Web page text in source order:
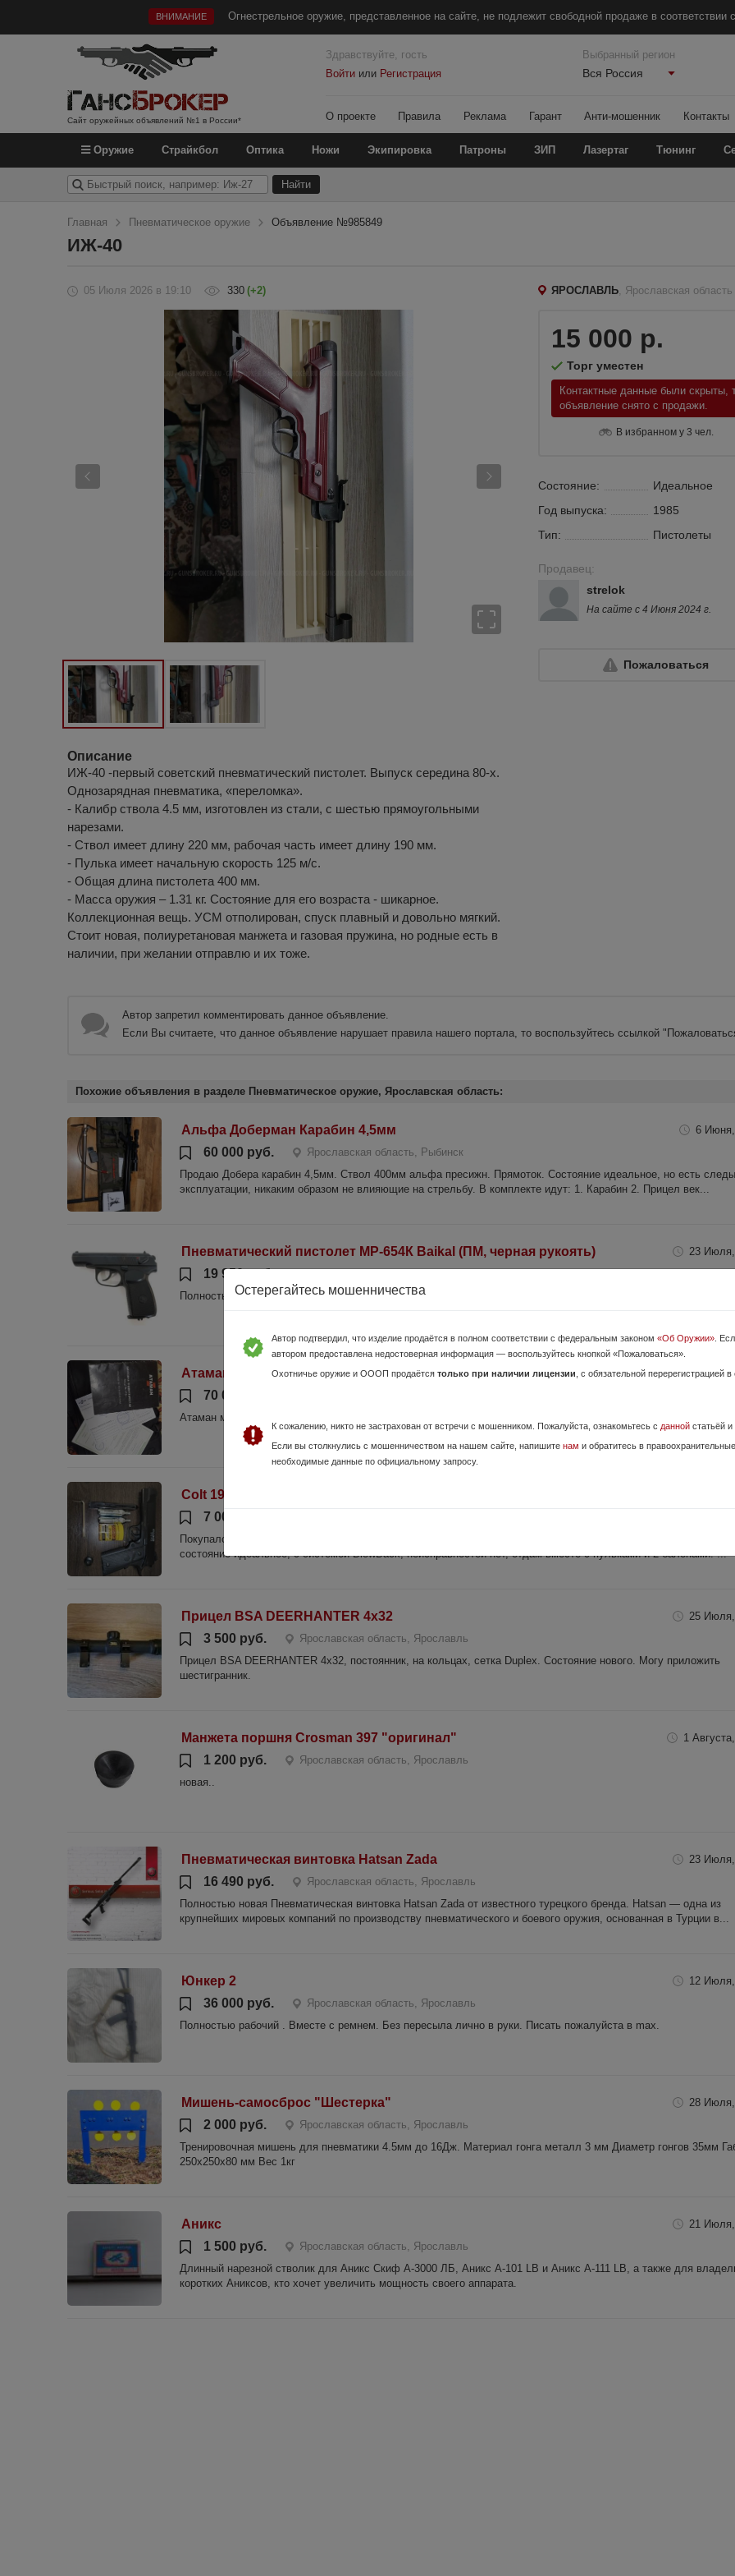
ВНИМАНИЕ Огнестрельное оружие, представленное на сайте, не подлежит свободной продаже в
Сайт оружейных объявлений №1 в России*
Здравствуйте, гость
Войтиили Регистрация
Выбранный регион
Вся Россия
О проекте Правила Реклама Гарант Анти-мошенник Контакты
Оружие Страйкбол Оптика Ножи Экипировка Патроны ЗИП Лазертаг Тюнинг
Главная Пневматическое оружие Объявление №985849
ИЖ-40
05 Июля 2026 в 19:10 330 (+2) ЯРОСЛАВЛЬ, Ярославская область
Описание
ИЖ-40 -первый советский пневматический пистолет. Выпуск середина 80-х.
Однозарядная пневматика, «переломка».
- Калибр ствола 4.5 мм, изготовлен из стали, с шестью прямоугольными
нарезами.
- Ствол имеет длину 220 мм, рабочая часть имеет длину 190 мм.
- Пулька имеет начальную скорость 125 м/с.
- Общая длина пистолета 400 мм.
- Масса оружия – 1.31 кг. Состояние для его возраста - шикарное.
Коллекционная вещь. УСМ отполирован, спуск плавный и довольно мягкий.
Стоит новая, полиуретановая манжета и газовая пружина, но родные есть в
наличии, при желании отправлю и их тоже.
15 000 р.
Торг уместен
Контактные данные были скрыты,
объявление снято с продажи.
В избранном у 3 чел.
Состояние:
Идеальное
Год выпуска:
1985
Тип:
Пистолеты
Продавец:
strelok
На сайте с 4 Июня 2024 г.
Пожаловаться
Автор запретил комментировать данное объявление.
Если Вы считаете, что данное объявление нарушает правила нашего портала, то воспользуйтесь ссылкой
Похожие объявления в разделе Пневматическое оружие, Ярославская область:
Альфа Доберман Карабин 4,5мм 6
60 000 руб.
Ярославская область, Рыбинск
Продаю Добера карабин 4,5мм. Ствол 400мм альфа пресижн. Прямоток. Состояние идеальное, но есть следы
эксплуатации, никаким образом не влияющие на стрельбу. В комплекте идут: 1. Карабин 2. Прицел век...
Пневматический пистолет МР-654К Baikal (ПМ, черная рукоять) 23
19 950 руб.
Полностью новый 89159886989 Вероника
Атаман м2r 15
70 000 руб.
Атаман м2r, 2 барабана под полнотел 2.4 грамма + штатный барабан , прямоток , до 3дж
Colt 1911 пневматика BlowBack
7 000 руб.
Покупался 3 месяца назад новым, использовался аккуратно, 2 раза чистился, всего отстреленно 3 балона,
состояние идеальное, с системой BlowBack, неисправностей нет, отдам вместе с пульками и 2 балонами. ...
Прицел BSA DEERHANTER 4x32 25
3 500 руб.
Ярославская область, Ярославль
Прицел BSA DEERHANTER 4x32, постоянник, на кольцах, сетка Duplex. Состояние нового. Могу приложить
шестигранник.
Манжета поршня Crosman 397 "оригинал" 1
1 200 руб.
Ярославская область, Ярославль
новая..
Пневматическая винтовка Hatsan Zada 23
16 490 руб.
Ярославская область, Ярославль
Полностью новая Пневматическая винтовка Hatsan Zada от известного турецкого бренда. Hatsan — одна из
крупнейших мировых компаний по производству пневматического и боевого оружия, основанная в Турции в...
Юнкер 2 12
36 000 руб.
Ярославская область, Ярославль
Полностью рабочий . Вместе с ремнем. Без пересыла лично в руки. Писать пожалуйста в max.
Мишень-самосброс "Шестерка" 28
2 000 руб.
Ярославская область, Ярославль
Тренировочная мишень для пневматики 4.5мм до 16Дж. Материал гонга металл 3 мм Диаметр гонгов 35мм
250х250х80 мм Вес 1кг
Аникс 21
1 500 руб.
Ярославская область, Ярославль
Длинный нарезной стволик для Аникс Скиф А-3000 ЛБ, Аникс А-101 LB и Аникс А-111 LB, а также для
коротких Аниксов, кто хочет увеличить мощность своего аппарата.
Остерегайтесь мошенничества
Автор подтвердил, что изделие продаётся в полном соответствии с федеральным законом «Об Оружии» .
автором предоставлена недостоверная информация — воспользуйтесь кнопкой «Пожаловаться».
Охотничье оружие и ОООП продаётся только при наличии лицензии , с обязательной перерегистрацией
К сожалению, никто не застрахован от встречи с мошенником. Пожалуйста, ознакомьтесь с данной статьёй и
Если вы столкнулись с мошенничеством на нашем сайте, напишите нам и обратитесь в
необходимые данные по официальному запросу.